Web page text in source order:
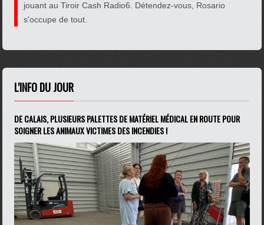
jouant au Tiroir Cash Radio6. Détendez-vous, Rosario
s'occupe de tout.
L'INFO DU JOUR
DE CALAIS, PLUSIEURS PALETTES DE MATÉRIEL MÉDICAL EN ROUTE POUR
SOIGNER LES ANIMAUX VICTIMES DES INCENDIES !